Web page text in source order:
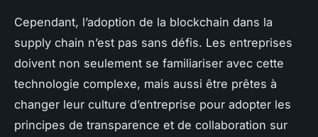
Cependant, l’adoption de la blockchain dans la
supply chain n’est pas sans défis. Les entreprises
doivent non seulement se familiariser avec cette
technologie complexe, mais aussi être prêtes à
changer leur culture d’entreprise pour adopter les
principes de transparence et de collaboration sur